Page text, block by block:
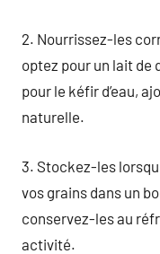
2. Nourrissez-les
optez pour un lait de
pour le kéfir d’eau,
naturelle.
3. Stockez-les
vos grains dans un
conservez-les au
activité.